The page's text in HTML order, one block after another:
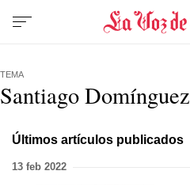
TEMA
Santiago Domínguez
Últimos artículos publicados
13 feb 2022